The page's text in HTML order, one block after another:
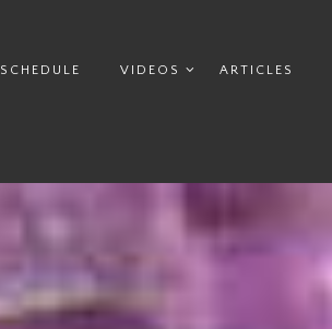
SCHEDULE VIDEOS ARTICLES